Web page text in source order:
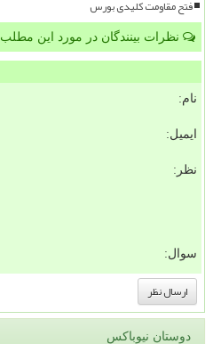
فتح مقاومت کلیدی بورس
نظرات بینندگان در مورد این مطلب
نام:
ایمیل:
نظر:
سوال:
دوستان نیوباکس